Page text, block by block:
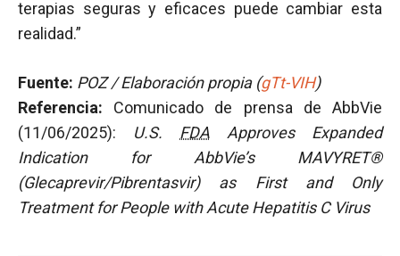
terapias seguras y eficaces puede cambiar esta
realidad.”
Fuente: POZ / Elaboración propia (gTt-VIH)
Referencia: Comunicado de prensa de AbbVie
(11/06/2025): U.S. FDA Approves Expanded
Indication for AbbVie’s MAVYRET®
(Glecaprevir/Pibrentasvir) as First and Only
Treatment for People with Acute Hepatitis C Virus